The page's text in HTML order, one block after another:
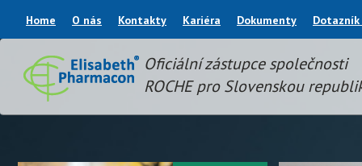
Home O nás Kontakty Kariéra Dokumenty
Oficiální zástupce společnosti
ROCHE pro Slovenskou